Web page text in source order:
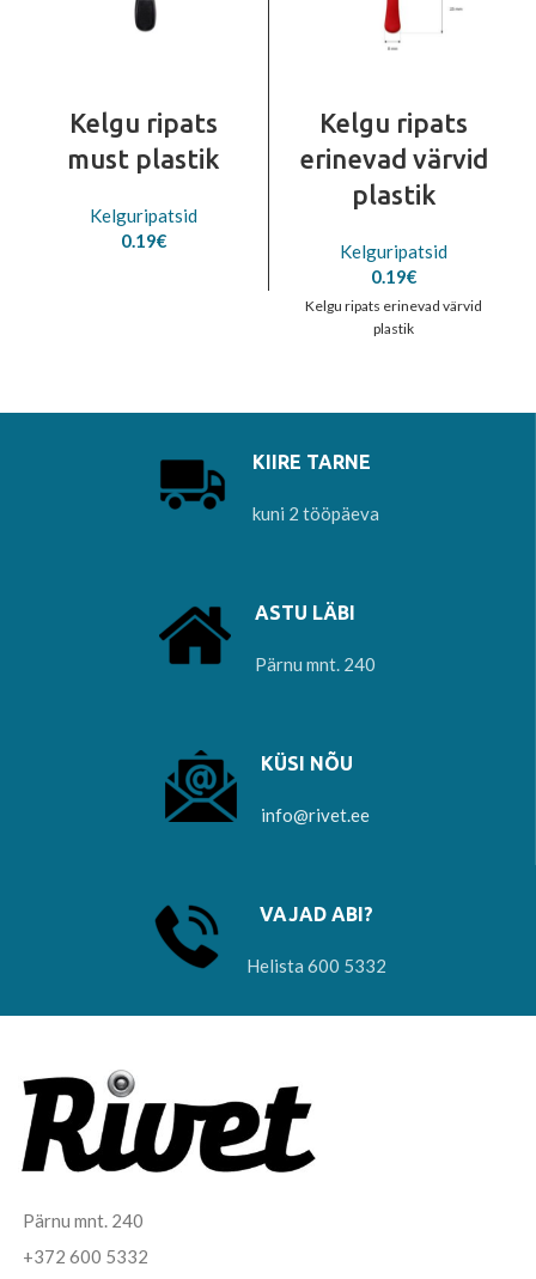
Kelgu ripats
must plastik
Kelguripatsid
0.19€
Kelgu ripats
erinevad värvid
plastik
Kelguripatsid
0.19€
Kelgu ripats erinevad värvid
plastik
KIIRE TARNE
kuni 2 tööpäeva
ASTU LÄBI
Pärnu mnt. 240
KÜSI NÕU
info@rivet.ee
VAJAD ABI?
Helista 600 5332
Pärnu mnt. 240
+372 600 5332